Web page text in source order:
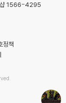
샵 1566-4295
정책